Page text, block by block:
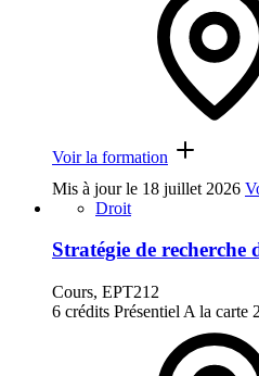
Voir la formation
Mis à jour le 18 juillet 2026
Droit
Stratégie de
Cours, EPT212
6 crédits Présentiel A la carte